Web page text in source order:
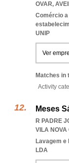
OVAR,
Comércio
UNIP
Ver
Matches in
Activity
Meses
R PADRE
VILA NOVA
Lavagem e
LDA